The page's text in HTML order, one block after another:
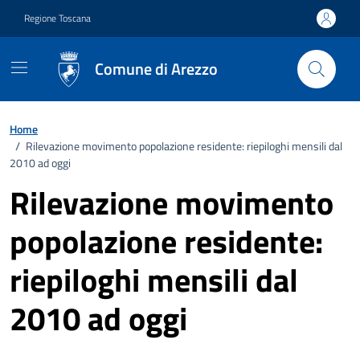
Regione Toscana
Comune di Arezzo
Home
/ Rilevazione movimento popolazione residente: riepiloghi mensili dal
2010 ad oggi
Rilevazione movimento
popolazione residente:
riepiloghi mensili dal
2010 ad oggi